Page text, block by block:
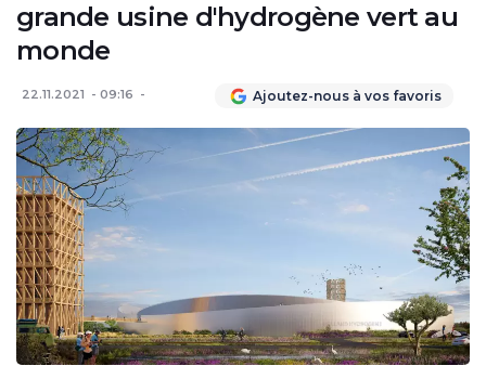
grande usine d'hydrogène vert au
monde
22.11.2021 09:16 Ajoutez-nous à vos favoris